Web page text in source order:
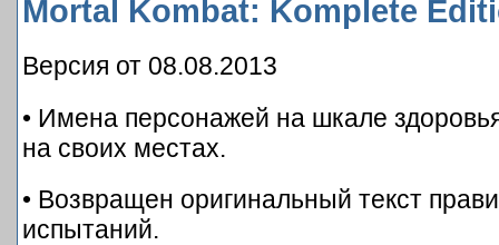
Mortal Kombat: Komplete
Версия от 08.08.2013
• Имена персонажей на шкале
на своих местах.
• Возвращен оригинальный текст
испытаний.